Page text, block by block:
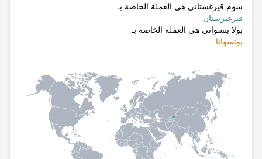
سوم قيرغستاني هي العملة الخاصة بـ
قيرغيزستان
بولا بتسواني هي العملة الخاصة بـ
بوتسوانا